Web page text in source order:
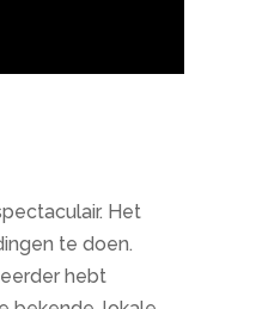
Het
te doen.
hebt